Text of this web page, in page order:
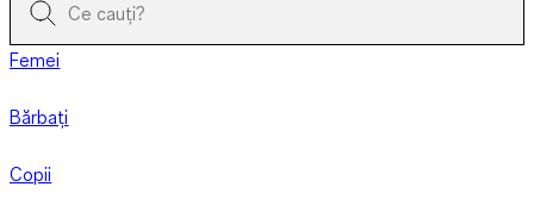
Femei
Bărbați
Copii